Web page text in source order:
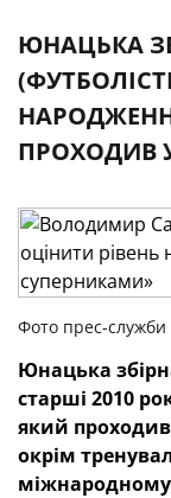
ЮНАЦЬКА
ПРОХОДИВ
Фото прес-
Юнацька
старші 2010
який
окрім
міжнародному